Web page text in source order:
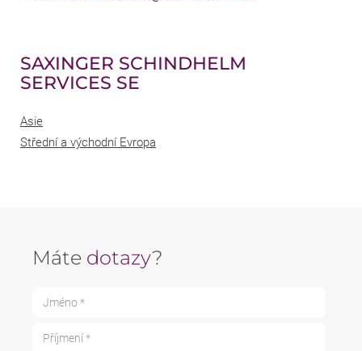
SAXINGER SCHINDHELM
SERVICES SE
Asie
Střední a východní Evropa
Máte dotazy?